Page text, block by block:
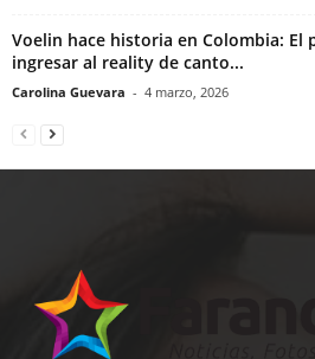
Voelin hace historia en Colombia: El
ingresar al reality de canto...
Carolina Guevara - 4 marzo, 2026